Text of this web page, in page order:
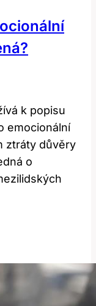
k popisu
emocionální
ztráty důvěry
o